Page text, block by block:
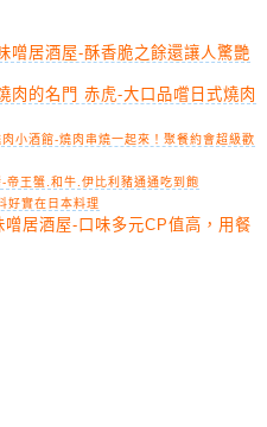
噌居酒屋-酥香脆之餘還讓人驚艷
肉的名門 赤虎-大口品嚐日式燒肉
小酒館-燒肉串燒一起來！聚餐約會超級歡
帝王蟹.和牛.伊比利豬通通吃到飽
好實在日本料理
噌居酒屋-口味多元CP值高，用餐